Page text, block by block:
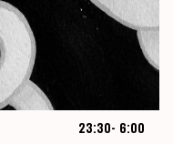
23:30- 6:00